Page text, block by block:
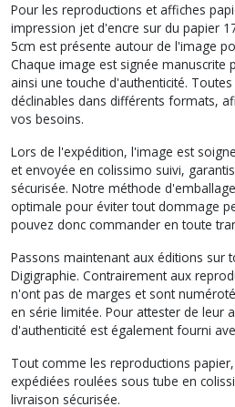
Pour les reproductions et affiches
impression jet d'encre sur du papier
5cm est présente autour de l'image
Chaque image est signée manuscrite
ainsi une touche d'authenticité.
déclinables dans différents formats,
vos besoins.
Lors de l'expédition, l'image est
et envoyée en colissimo suivi,
sécurisée. Notre méthode
optimale pour éviter tout dommage
pouvez donc commander en toute
Passons maintenant aux éditions sur
Digigraphie. Contrairement aux
n'ont pas de marges et sont
en série limitée. Pour attester de leur
d'authenticité est également fourni
Tout comme les reproductions
expédiées roulées sous tube en
livraison sécurisée.